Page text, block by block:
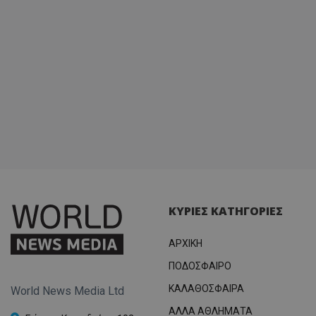
World News Media Ltd
ΚΥΡΙΕΣ ΚΑΤΗΓΟΡΙΕΣ
ΑΡΧΙΚΗ
ΠΟΔΟΣΦΑΙΡΟ
ΚΑΛΑΘΟΣΦΑΙΡΑ
ΑΛΛΑ ΑΘΛΗΜΑΤΑ